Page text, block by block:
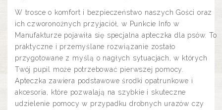
W trosce o komfort i bezpieczeństwo naszych Gości oraz
ich czworonożnych przyjaciół, w Punkcie Info w
Manufakturze pojawiła się specjalna apteczka dla psów. To
praktyczne i przemyślane rozwiązanie zostało
przygotowane z myślą o nagłych sytuacjach, w których
Twój pupil może potrzebować pierwszej pomocy.
Apteczka zawiera podstawowe środki opatrunkowe i
akcesoria, które pozwalają na szybkie i skuteczne
udzielenie pomocy w przypadku drobnych urazów czy